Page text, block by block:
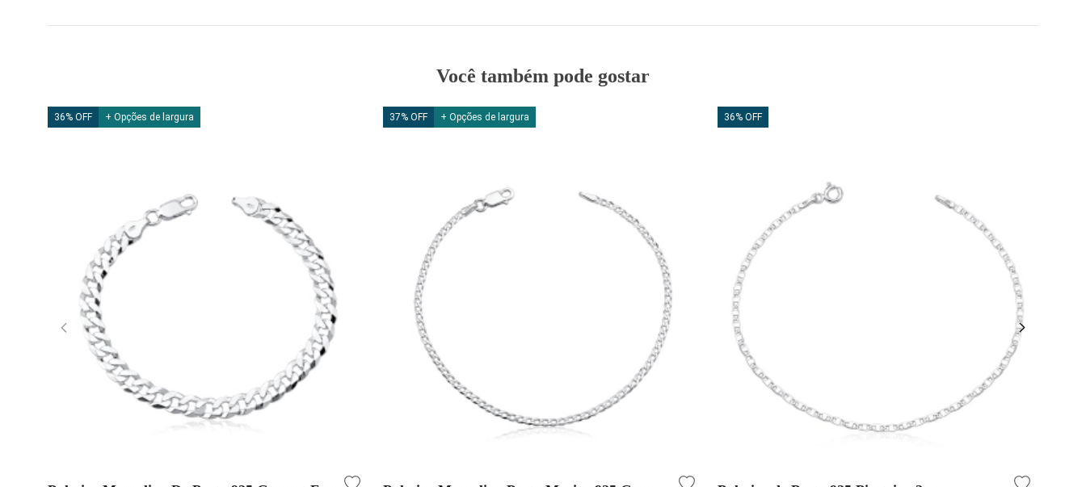
Você também pode gostar
36% OFF + Opções de largura 37% OFF + Opções de largura 36% OFF